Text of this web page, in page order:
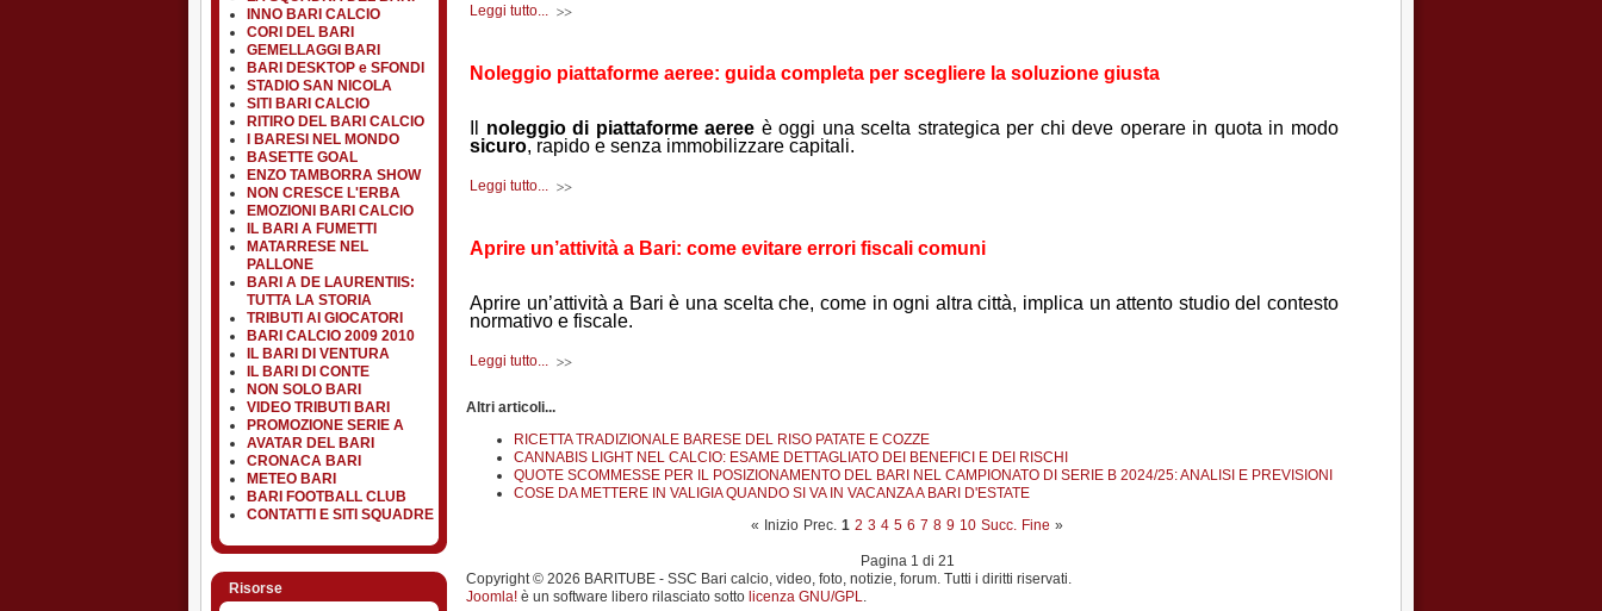
INNO BARI CALCIO
CORI DEL BARI
GEMELLAGGI BARI
BARI DESKTOP e SFONDI
STADIO SAN NICOLA
SITI BARI CALCIO
RITIRO DEL BARI CALCIO
I BARESI NEL MONDO
BASETTE GOAL
ENZO TAMBORRA SHOW
NON CRESCE L'ERBA
EMOZIONI BARI CALCIO
IL BARI A FUMETTI
MATARRESE NEL
PALLONE
BARI A DE LAURENTIIS:
TUTTA LA STORIA
TRIBUTI AI GIOCATORI
BARI CALCIO 2009 2010
IL BARI DI VENTURA
IL BARI DI CONTE
NON SOLO BARI
VIDEO TRIBUTI BARI
PROMOZIONE SERIE A
AVATAR DEL BARI
CRONACA BARI
METEO BARI
BARI FOOTBALL CLUB
CONTATTI E SITI SQUADRE
Risorse
Leggi tutto...
Noleggio piattaforme aeree: guida completa per scegliere la soluzione giusta
noleggio di piattaforme aeree è oggi una scelta strategica per chi deve operare in quota in modo
sicuro, rapido e senza immobilizzare capitali.
Leggi tutto...
Aprire un’attività a Bari: come evitare errori fiscali comuni
Aprire un’attività a Bari è una scelta che, come in ogni altra città, implica un attento studio del contesto
normativo e fiscale.
Leggi tutto...
Altri articoli...
RICETTA TRADIZIONALE BARESE DEL RISO PATATE E COZZE
CANNABIS LIGHT NEL CALCIO: ESAME DETTAGLIATO DEI BENEFICI E DEI RISCHI
QUOTE SCOMMESSE PER IL POSIZIONAMENTO DEL BARI NEL CAMPIONATO DI SERIE B 2024/25: ANALISI E PREVISIONI
COSE DA METTERE IN VALIGIA QUANDO SI VA IN VACANZA A BARI D'ESTATE
« Inizio Prec. 1 2 3 4 5 6 7 8 9 10 Succ. Fine »
Pagina 1 di 21
Copyright © 2026 BARITUBE - SSC Bari calcio, video, foto, notizie, forum. Tutti i diritti riservati.
Joomla! è un software libero rilasciato sotto licenza GNU/GPL.